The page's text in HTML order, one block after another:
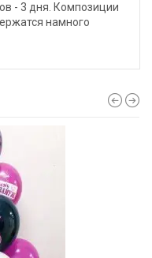
- 3 дня. Композиции
намного